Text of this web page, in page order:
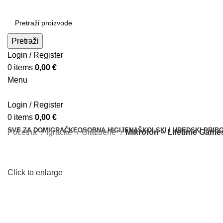
Pretraži
Login / Register
0 items 0,00 €
Menu
Login / Register
0 items 0,00 €
SVE ZA DOMIGRAČKEOSOBNA HIGIJENAŠKOLSKI I UREDSKI
Početna Igračke Glazbene Mikrofon – Lifetime
Click to enlarge